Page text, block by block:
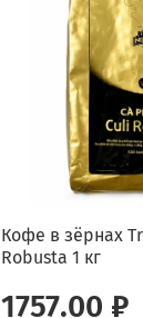
Кофе в зёрнах
Robusta 1 кг
1757.00 ₽